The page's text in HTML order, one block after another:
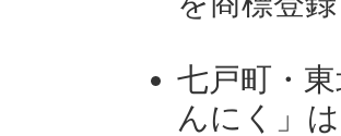
七戸町・
んにく」